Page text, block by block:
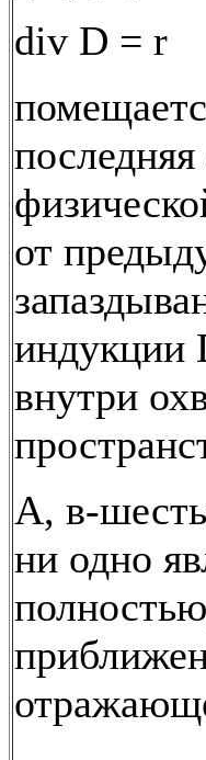
div D = r
от
индукции
внутри
А, в-
ни одно